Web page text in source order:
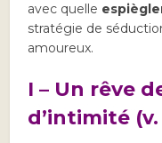
avec quelle
stratégie de
amoureux.
I – Un rêve
d’intimité (v.